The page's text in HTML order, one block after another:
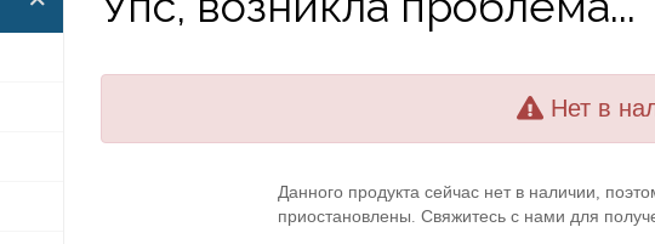
Нет в
Данного продукта сейчас нет в наличии,
приостановлены. Свяжитесь с нами для